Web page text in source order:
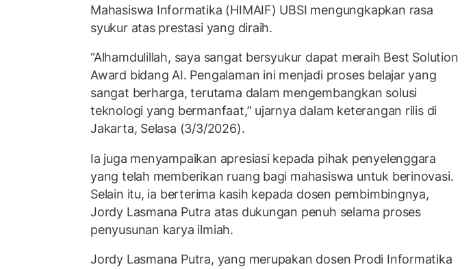
Mahasiswa Informatika (HIMAIF) UBSI mengungkapkan rasa
syukur atas prestasi yang diraih.
“Alhamdulillah, saya sangat bersyukur dapat meraih Best Solution
Award bidang AI. Pengalaman ini menjadi proses belajar yang
sangat berharga, terutama dalam mengembangkan solusi
teknologi yang bermanfaat,” ujarnya dalam keterangan rilis di
Jakarta, Selasa (3/3/2026).
Ia juga menyampaikan apresiasi kepada pihak penyelenggara
yang telah memberikan ruang bagi mahasiswa untuk berinovasi.
Selain itu, ia berterima kasih kepada dosen pembimbingnya,
Jordy Lasmana Putra atas dukungan penuh selama proses
penyusunan karya ilmiah.
Jordy Lasmana Putra, yang merupakan dosen Prodi Informatika